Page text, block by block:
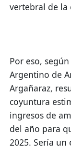
vertebral de la
Por eso,
Argentino de
Argañaraz,
coyuntura
ingresos de
del año para
2025. Sería un